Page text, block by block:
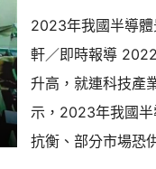
2023年我國半導
軒／即時報導
升高，就連科技產
示，2023年我國
抗衡、部分市場恐